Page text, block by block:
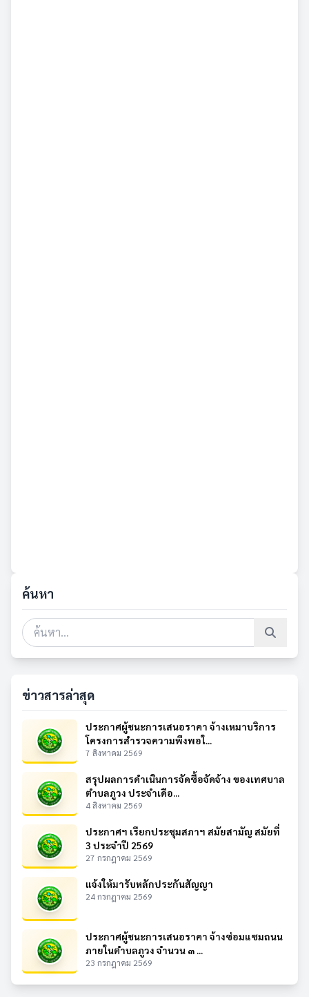
ค้นหา
ข่าวสารล่าสุด
ประกาศผู้ชนะการเสนอราคา จ้างเหมาบริการ
โครงการสำรวจความพึงพอใ...
7 สิงหาคม 2569
สรุปผลการดำเนินการจัดซื้อจัดจ้าง ของเทศบาล
ตำบลภูวง ประจำเดือ...
4 สิงหาคม 2569
ประกาศฯ เรียกประชุมสภาฯ สมัยสามัญ สมัยที่
3 ประจำปี 2569
27 กรกฎาคม 2569
แจ้งให้มารับหลักประกันสัญญา
24 กรกฎาคม 2569
ประกาศผู้ชนะการเสนอราคา จ้างซ่อมแซมถนน
ภายในตำบลภูวง จำนวน ๓ ...
23 กรกฎาคม 2569